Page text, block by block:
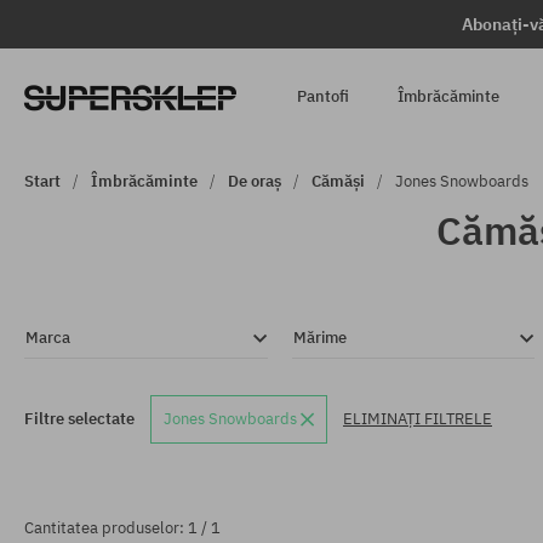
Abonați-
Pantofi Îmbrăcăminte
Start Îmbrăcăminte De oraș Cămăși Jones Snowboards
Marca Mărime
Filtre selectate Jones Snowboards ELIMINAȚI FILTRELE
Cantitatea produselor: 1 / 1